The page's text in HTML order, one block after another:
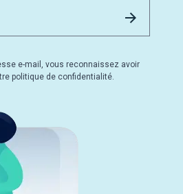
e-mail, vous reconnaissez avoir
politique de confidentialité.